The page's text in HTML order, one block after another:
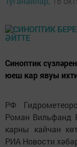
Синоптик
юеш кар явуы
РФ
Роман Вильфанд
карны кайчан
РИА Новости